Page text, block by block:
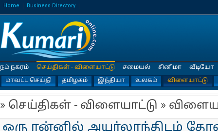
Home Business Directory
நம் நகரம்
செய்திகள் - விளையாட்டு
மாவட்ட செய்தி
தமிழகம் இந்தியா உலகம் விளையாட்டு
சமையல் சினிமா வீடியோ
» செய்திகள் - விளையாட்டு »
ஒரு ரன்னில் அயர்லாந்திடம்